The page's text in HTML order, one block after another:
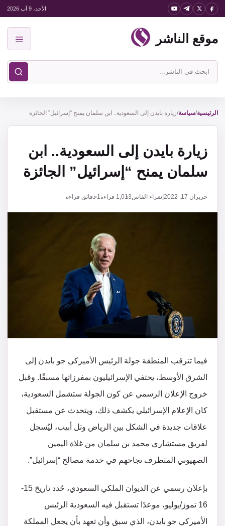
انتقل
المحتوى
الأحد، 9 آب 2026
موقع الناشر
ابحث
في
الناشر
الرئيسية/سياسة/‏زيارة بايدن إلى السعودية.. ابن سلمان يمنح “إسرائيل” الجائزة
‏زيارة بايدن إلى السعودية.. ابن
سلمان يمنح “إسرائيل” الجائزة
حزيران 17, 2022 إسراء الفاس1,013 قراءة1 دقائق قراءة
فيما تترقب المنطقة جولة الرئيس الأميركي جو بايدن إلى
الشرق الأوسط، يحتفي الإسرائيليون بمفرزاتها مسبقًا. وقبل
خروج الإعلان الرسمي عن كون الجولة ستشمل السعودية،
كان الإعلام الإسرائيلي يكشف ذلك، ويتحدث عن مستقبل
علاقات جديدة في الشكل بين الرياض وتل أبيب، ليُسجل
لفريق مستشاري محمد بن سلمان من غلاة اليمين
الصهيوني المتطرف نجاحهم في خدمة مصالح “إسرائيل”.
بإعلان رسمي عن الديوان الملكي السعودي، حُدد تاريخ 15-
16 تموز/يوليو، موعدًا تستقبل فيه السعودية الرئيس
الأميركي جو بايدن، الذي سبق وأن تعهد بأن يجعل المملكة